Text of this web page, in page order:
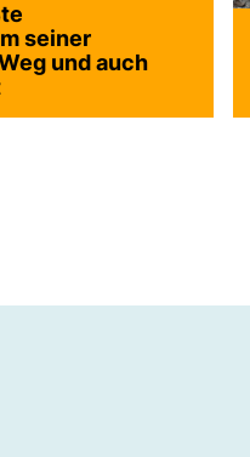
seiner
und auch